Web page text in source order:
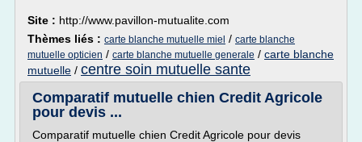
Site : http://www.pavillon-mutualite.com
Thèmes liés : carte blanche mutuelle miel / carte blanche
mutuelle opticien / carte blanche mutuelle generale / carte blanche
mutuelle / centre soin mutuelle sante
Comparatif mutuelle chien Credit Agricole
pour devis ...
Comparatif mutuelle chien Credit Agricole pour devis